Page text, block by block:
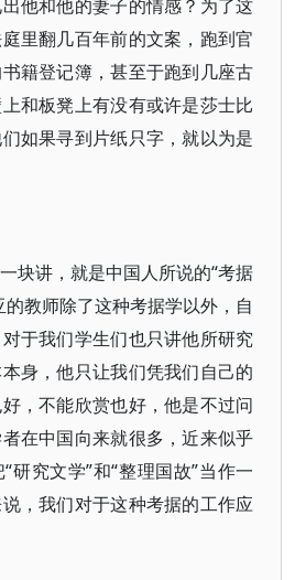
他和他的妻子的情感？为了这
里翻几百年前的文案，跑到官
籍登记簿，甚至于跑到几座古
和板凳上有没有或许是莎士比
如果寻到片纸只字，就以为是
块讲，就是中国人所说的“考据
教师除了这种考据学以外，自
于我们学生们也只讲他所研究
身，他只让我们凭我们自己的
，不能欣赏也好，他是不过问
在中国向来就很多，近来似乎
研究文学”和“整理国故”当作一
，我们对于这种考据的工作应